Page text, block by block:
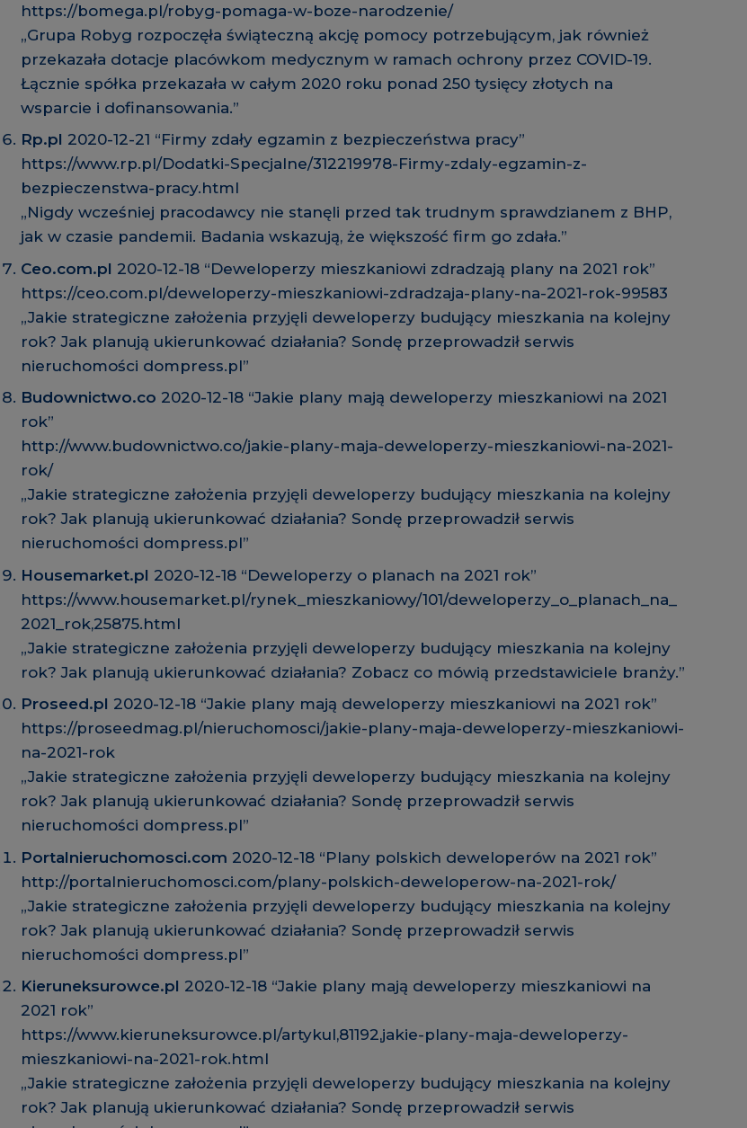
https://bomega.pl/robyg-pomaga-w-boze-narodzenie/
„Grupa Robyg rozpoczęła świąteczną akcję pomocy potrzebującym, jak również
przekazała dotacje placówkom medycznym w ramach ochrony przez COVID-19.
Łącznie spółka przekazała w całym 2020 roku ponad 250 tysięcy złotych na
wsparcie i dofinansowania.”
Rp.pl 2020-12-21 “Firmy zdały egzamin z bezpieczeństwa pracy”
https://www.rp.pl/Dodatki-Specjalne/312219978-Firmy-zdaly-egzamin-z-
bezpieczenstwa-pracy.html
„Nigdy wcześniej pracodawcy nie stanęli przed tak trudnym sprawdzianem z BHP,
jak w czasie pandemii. Badania wskazują, że większość firm go zdała.”
Ceo.com.pl 2020-12-18 “Deweloperzy mieszkaniowi zdradzają plany na 2021 rok”
https://ceo.com.pl/deweloperzy-mieszkaniowi-zdradzaja-plany-na-2021-rok-99583
„Jakie strategiczne założenia przyjęli deweloperzy budujący mieszkania na kolejny
rok? Jak planują ukierunkować działania? Sondę przeprowadził serwis
nieruchomości dompress.pl”
Budownictwo.co 2020-12-18 “Jakie plany mają deweloperzy mieszkaniowi na 2021
rok”
http://www.budownictwo.co/jakie-plany-maja-deweloperzy-mieszkaniowi-na-2021-
rok/
„Jakie strategiczne założenia przyjęli deweloperzy budujący mieszkania na kolejny
rok? Jak planują ukierunkować działania? Sondę przeprowadził serwis
nieruchomości dompress.pl”
Housemarket.pl 2020-12-18 “Deweloperzy o planach na 2021 rok”
https://www.housemarket.pl/rynek_mieszkaniowy/101/deweloperzy_o_planach_na_
2021_rok,25875.html
„Jakie strategiczne założenia przyjęli deweloperzy budujący mieszkania na kolejny
rok? Jak planują ukierunkować działania? Zobacz co mówią przedstawiciele branży.”
Proseed.pl 2020-12-18 “Jakie plany mają deweloperzy mieszkaniowi na 2021 rok”
https://proseedmag.pl/nieruchomosci/jakie-plany-maja-deweloperzy-mieszkaniowi-
na-2021-rok
„Jakie strategiczne założenia przyjęli deweloperzy budujący mieszkania na kolejny
rok? Jak planują ukierunkować działania? Sondę przeprowadził serwis
nieruchomości dompress.pl”
Portalnieruchomosci.com 2020-12-18 “Plany polskich deweloperów na 2021 rok”
http://portalnieruchomosci.com/plany-polskich-deweloperow-na-2021-rok/
„Jakie strategiczne założenia przyjęli deweloperzy budujący mieszkania na kolejny
rok? Jak planują ukierunkować działania? Sondę przeprowadził serwis
nieruchomości dompress.pl”
Kieruneksurowce.pl 2020-12-18 “Jakie plany mają deweloperzy mieszkaniowi na
2021 rok”
https://www.kieruneksurowce.pl/artykul,81192,jakie-plany-maja-deweloperzy-
mieszkaniowi-na-2021-rok.html
„Jakie strategiczne założenia przyjęli deweloperzy budujący mieszkania na kolejny
rok? Jak planują ukierunkować działania? Sondę przeprowadził serwis